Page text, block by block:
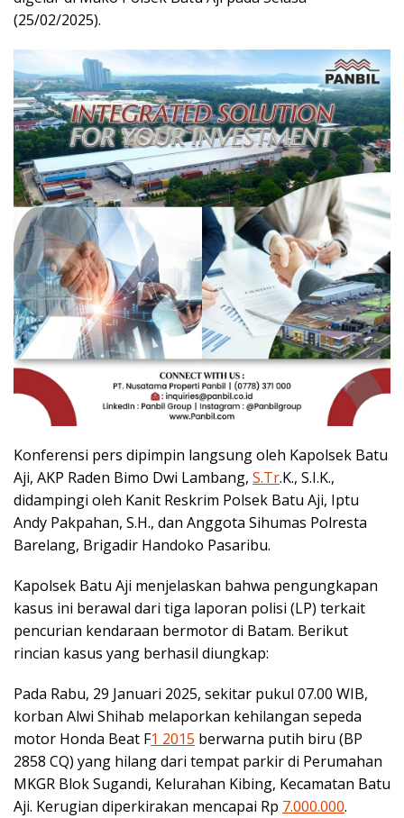
(25/02/2025).
Konferensi pers dipimpin langsung oleh Kapolsek Batu
Aji, AKP Raden Bimo Dwi Lambang, S.Tr.K., S.I.K.,
didampingi oleh Kanit Reskrim Polsek Batu Aji, Iptu
Andy Pakpahan, S.H., dan Anggota Sihumas Polresta
Barelang, Brigadir Handoko Pasaribu.
Kapolsek Batu Aji menjelaskan bahwa pengungkapan
kasus ini berawal dari tiga laporan polisi (LP) terkait
pencurian kendaraan bermotor di Batam. Berikut
rincian kasus yang berhasil diungkap:
Pada Rabu, 29 Januari 2025, sekitar pukul 07.00 WIB,
korban Alwi Shihab melaporkan kehilangan sepeda
motor Honda Beat F1 2015 berwarna putih biru (BP
2858 CQ) yang hilang dari tempat parkir di Perumahan
MKGR Blok Sugandi, Kelurahan Kibing, Kecamatan Batu
Aji. Kerugian diperkirakan mencapai Rp 7.000.000.